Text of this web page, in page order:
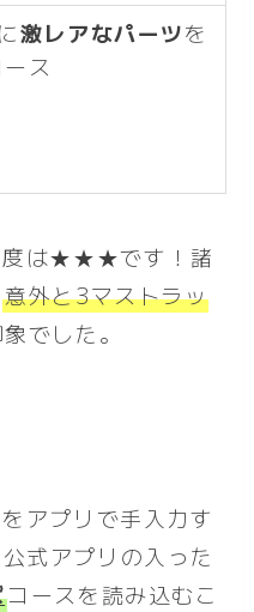
激レアなパーツを
ス
度は★★★です！諸
意外と3マストラッ
でした。
アプリで手入力す
式アプリの入った
コースを読み込むこ